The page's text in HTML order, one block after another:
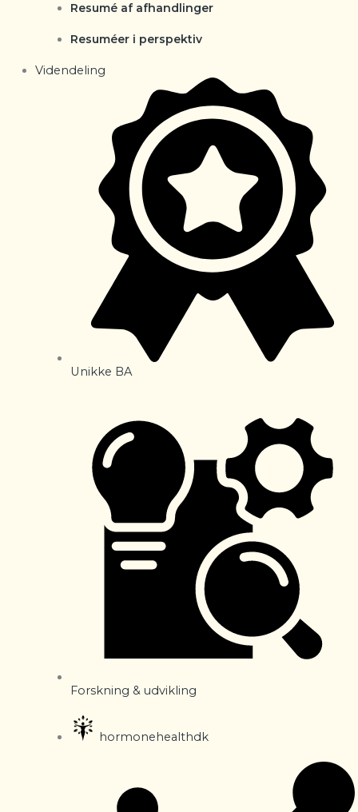
Resumé af afhandlinger
Resuméer i perspektiv
Videndeling
Unikke BA
Forskning & udvikling
hormonehealthdk